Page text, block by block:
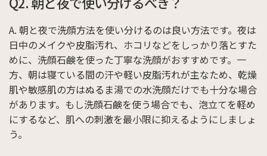
A. 朝と夜で洗顔方法を使い分けるのは良い方法です。夜は
日中のメイクや皮脂汚れ、ホコリなどをしっかり落とすた
めに、洗顔石鹸を使った丁寧な洗顔がおすすめです。一
方、朝は寝ている間の汗や軽い皮脂汚れが主なため、乾燥
肌や敏感肌の方はぬるま湯での水洗顔だけでも十分な場合
があります。もし洗顔石鹸を使う場合でも、泡立てを軽め
にするなど、肌への刺激を最小限に抑えるようにしましょ
う。